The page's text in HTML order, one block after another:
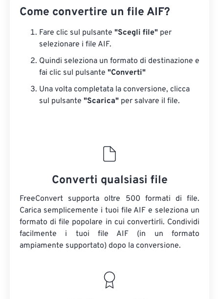
Come convertire un file AIF?
Fare clic sul pulsante "Scegli file" per
selezionare i file AIF.
Quindi seleziona un formato di destinazione e
fai clic sul pulsante "Converti"
Una volta completata la conversione, clicca
sul pulsante "Scarica" ​​per salvare il file.
Converti qualsiasi file
FreeConvert supporta oltre 500 formati di file.
Carica semplicemente i tuoi file AIF e seleziona un
formato di file popolare in cui convertirli. Condividi
facilmente i tuoi file AIF (in un formato
ampiamente supportato) dopo la conversione.